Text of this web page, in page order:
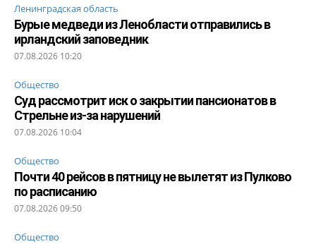
Ленинградская область
Бурые медведи из Ленобласти отправились в
ирландский заповедник
07.08.2026 10:20
Общество
Суд рассмотрит иск о закрытии пансионатов в
Стрельне из-за нарушений
07.08.2026 10:04
Общество
Почти 40 рейсов в пятницу не вылетят из Пулково
по расписанию
07.08.2026 09:50
Общество